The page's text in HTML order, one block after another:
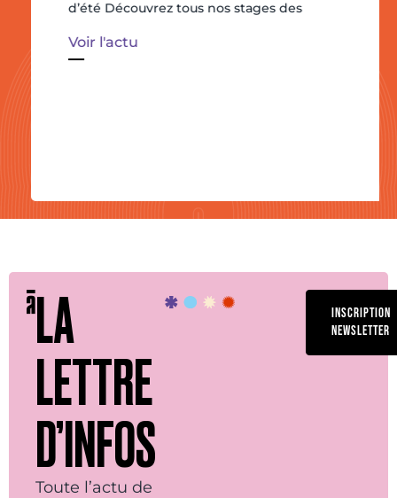
d’été Découvrez tous nos stages des
Voir l'actu
LA
LETTRE
D’INFOS
Toute l’actu de
INSCRIPTION
NEWSLETTER